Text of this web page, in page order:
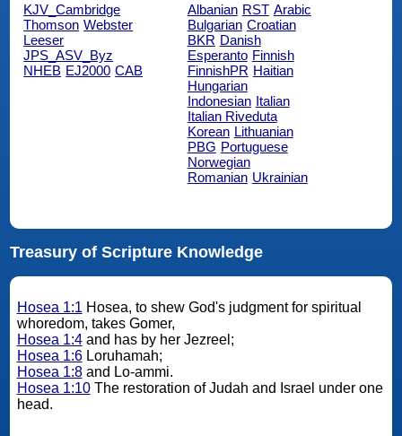
KJV_Cambridge
Thomson Webster
Leeser
JPS_ASV_Byz
NHEB EJ2000 CAB
Albanian RST Arabic
Bulgarian Croatian
BKR Danish
Esperanto Finnish
FinnishPR Haitian
Hungarian
Indonesian Italian
Italian Riveduta
Korean Lithuanian
PBG Portuguese
Norwegian
Romanian Ukrainian
Treasury of Scripture Knowledge
Hosea 1:1 Hosea, to shew God's judgment for spiritual
whoredom, takes Gomer,
Hosea 1:4and has by her Jezreel;
Hosea 1:6Loruhamah;
Hosea 1:8and Lo-ammi.
Hosea 1:10The restoration of Judah and Israel under one
head.